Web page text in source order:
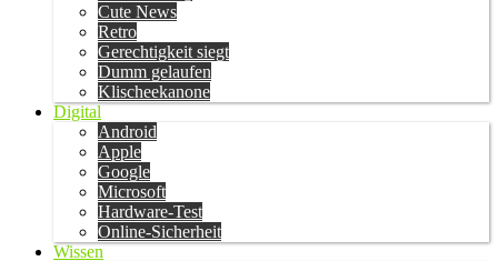
Cute News
Retro
Gerechtigkeit siegt
Dumm gelaufen
Klischeekanone
Digital
Android
Apple
Google
Microsoft
Hardware-Test
Online-Sicherheit
Wissen